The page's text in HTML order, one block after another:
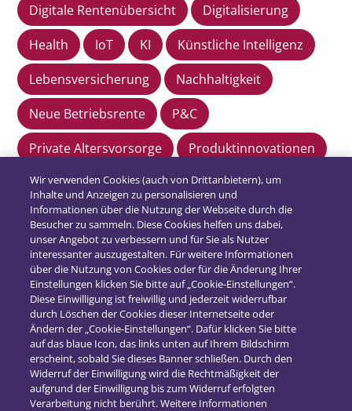
Digitale Rentenübersicht
Digitalisierung
Health
IoT KI
Künstliche Intelligenz
Lebensversicherung
Nachhaltigkeit
Neue Betriebsrente
P&C
Private Altersvorsorge
Produktinnovationen
Regulatorik
rethinking insurance
Versicherungsvertrieb
Wir verwenden Cookies (auch von Drittanbietern), um
Inhalte und Anzeigen zu personalisieren und
Informationen über die Nutzung der Webseite durch die
Besucher zu sammeln. Diese Cookies helfen uns dabei,
unser Angebot zu verbessern und für Sie als Nutzer
interessanter auszugestalten. Für weitere Informationen
über die Nutzung von Cookies oder für die Änderung Ihrer
Einstellungen klicken Sie bitte auf „Cookie-Einstellungen“.
Diese Einwilligung ist freiwillig und jederzeit widerrufbar
durch Löschen der Cookies dieser Internetseite oder
Ändern der „Cookie-Einstellungen“. Dafür klicken Sie bitte
auf das blaue Icon, das links unten auf Ihrem Bildschirm
erscheint, sobald Sie dieses Banner schließen. Durch den
Widerruf der Einwilligung wird die Rechtmäßigkeit der
aufgrund der Einwilligung bis zum Widerruf erfolgten
Verarbeitung nicht berührt. Weitere Informationen